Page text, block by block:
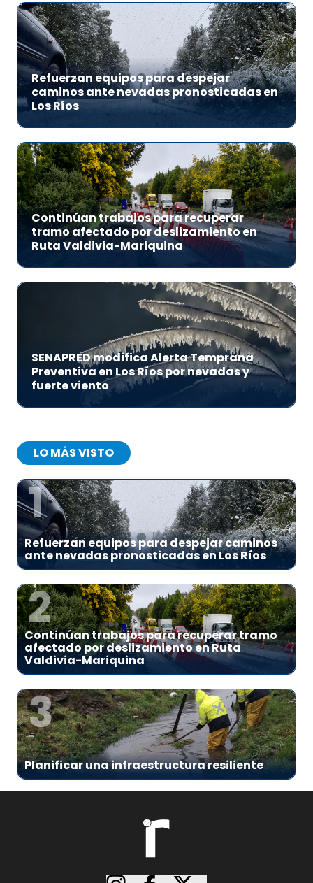
Refuerzan equipos para despejar
caminos ante nevadas pronosticadas en
Los Ríos
Continúan trabajos para recuperar
tramo afectado por deslizamiento en
Ruta Valdivia-Mariquina
SENAPRED modifica Alerta Temprana
Preventiva en Los Ríos por nevadas y
fuerte viento
LO MÁS VISTO
1
Refuerzan equipos para despejar caminos
ante nevadas pronosticadas en Los Ríos
2
Continúan trabajos para recuperar tramo
afectado por deslizamiento en Ruta
Valdivia-Mariquina
3
Planificar una infraestructura resiliente